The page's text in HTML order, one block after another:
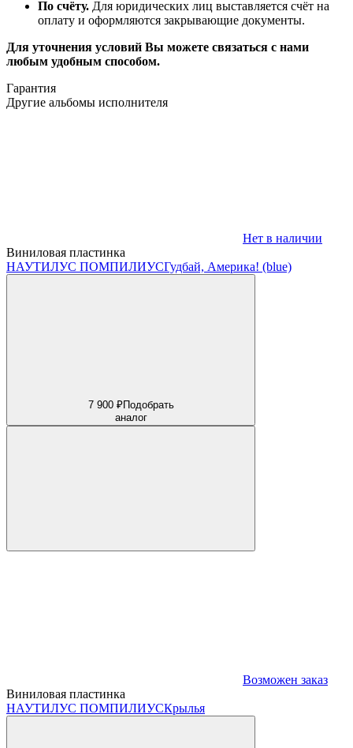
По счёту. Для юридических лиц выставляется счёт на
оплату и оформляются закрывающие документы.
Для уточнения условий Вы можете связаться с нами
любым удобным способом.
Гарантия
Другие альбомы исполнителя
Нет в наличии
Виниловая пластинка
НАУТИЛУС ПОМПИЛИУСГудбай, Америка! (blue)
7 900 ₽Подобрать
аналог
Возможен заказ
Виниловая пластинка
НАУТИЛУС ПОМПИЛИУСКрылья